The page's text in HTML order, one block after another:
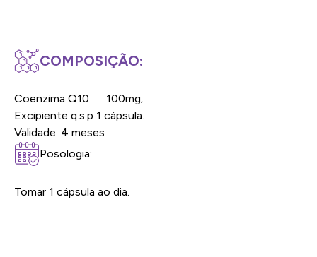
COMPOSIÇÃO:
Coenzima Q10 100mg;
Excipiente q.s.p 1 cápsula.
Validade: 4 meses
Posologia:
Tomar 1 cápsula ao dia.